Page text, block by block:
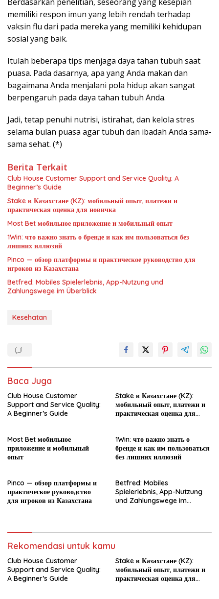
memiliki respon imun yang lebih rendah terhadap
vaksin flu dari pada mereka yang memiliki kehidupan
sosial yang baik.
Itulah beberapa tips menjaga daya tahan tubuh saat
puasa. Pada dasarnya, apa yang Anda makan dan
bagaimana Anda menjalani pola hidup akan sangat
berpengaruh pada daya tahan tubuh Anda.
Jadi, tetap penuhi nutrisi, istirahat, dan kelola stres
selama bulan puasa agar tubuh dan ibadah Anda sama-
sama sehat. (*)
Berita Terkait
Club House Customer Support and Service Quality: A
Beginner’s Guide
Stake в Казахстане (KZ): мобильный опыт, платежи и
практическая оценка для новичка
Most Bet мобильное приложение и мобильный опыт
1Win: что важно знать о бренде и как им пользоваться без
лишних иллюзий
Pinco — обзор платформы и практическое руководство для
игроков из Казахстана
Betfred: Mobiles Spielerlebnis, App-Nutzung und
Zahlungswege im Überblick
Kesehatan
Baca Juga
Club House Customer
Support and Service Quality:
A Beginner’s Guide
Stake в Казахстане (KZ):
мобильный опыт, платежи и
практическая оценка для
Most Bet мобильное
приложение и мобильный
опыт
1Win: что важно знать о
бренде и как им пользоваться
без лишних иллюзий
Pinco — обзор платформы и
практическое руководство
для игроков из Казахстана
Betfred: Mobiles
Spielerlebnis, App-Nutzung
und Zahlungswege im
Rekomendasi untuk kamu
Club House Customer
Support and Service Quality:
A Beginner’s Guide
Stake в Казахстане (KZ):
мобильный опыт, платежи и
практическая оценка для